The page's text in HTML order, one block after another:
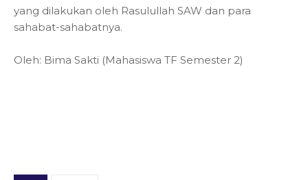
yang dilakukan oleh Rasulullah SAW dan para
sahabat-sahabatnya.
Oleh: Bima Sakti (Mahasiswa TF Semester 2)